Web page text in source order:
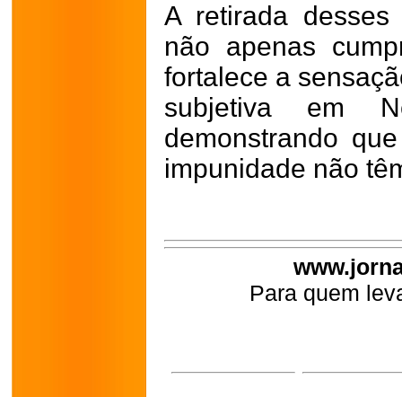
A retirada
não apenas
fortalece a
subjetiva em
demonstrando
impunidade não
Para quem